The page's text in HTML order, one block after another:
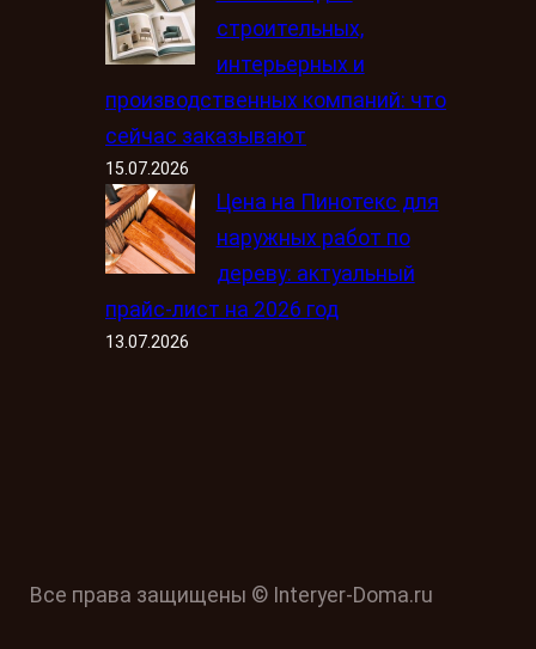
строительных,
интерьерных и
производственных компаний: что
сейчас заказывают
15.07.2026
Цена на Пинотекс для
наружных работ по
дереву: актуальный
прайс-лист на 2026 год
13.07.2026
Все права защищены © Interyer-Doma.ru